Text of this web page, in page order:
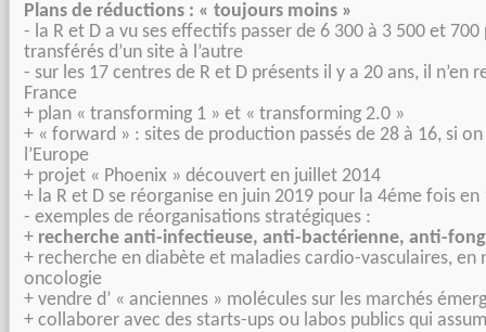
Plans de réductions : « toujours moins »
- la R et D a vu ses effectifs passer de 6 300 à 3 500 et
transférés d’un site à l’autre
- sur les 17 centres de R et D présents il y a 20 ans, il n’en
France
+ plan « transforming 1 » et « transforming 2.0 »
+ « forward » : sites de production passés de 28 à 16, si
l’Europe
+ projet « Phoenix » découvert en juillet 2014
+ la R et D se réorganise en juin 2019 pour la 4éme fois en
- exemples de réorganisations stratégiques :
+ recherche anti-infectieuse, anti-bactérienne, anti-
+ recherche en diabète et maladies cardio-vasculaires, en
oncologie
+ vendre d’ « anciennes » molécules sur les marchés
+ collaborer avec des starts-ups ou labos publics qui